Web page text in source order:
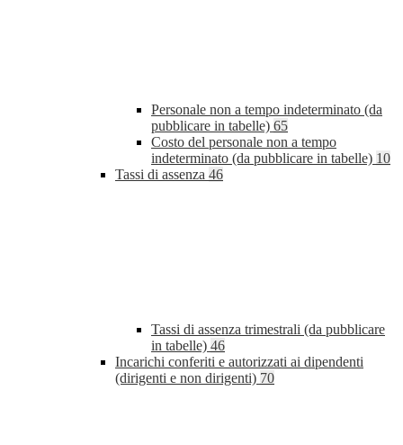
Personale non a tempo indeterminato (da
pubblicare in tabelle) 65
Costo del personale non a tempo
indeterminato (da pubblicare in tabelle) 10
Tassi di assenza 46
Tassi di assenza trimestrali (da pubblicare
in tabelle) 46
Incarichi conferiti e autorizzati ai dipendenti
(dirigenti e non dirigenti) 70